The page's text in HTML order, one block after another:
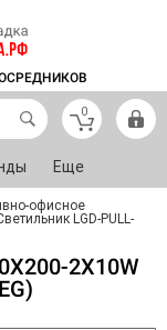
0
Еще
офисное
LGD-PULL-
2X10W